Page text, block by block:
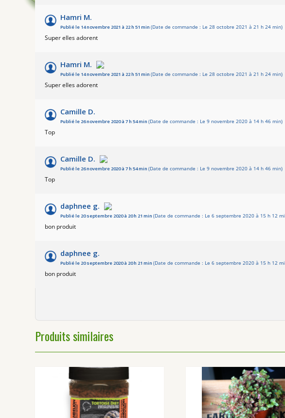
Hamri M.
Publié le 14 novembre 2021 à 22 h 51 min (Date de commande : Le 28 octobre 2021 à 21 h 24 min)
Super elles adorent
Hamri M.
Publié le 14 novembre 2021 à 22 h 51 min (Date de commande : Le 28 octobre 2021 à 21 h 24 min)
Super elles adorent
Camille D.
Publié le 26 novembre 2020 à 7 h 54 min (Date de commande : Le 9 novembre 2020 à 14 h 46 min)
Top
Camille D.
Publié le 26 novembre 2020 à 7 h 54 min (Date de commande : Le 9 novembre 2020 à 14 h 46 min)
Top
daphnee g.
Publié le 20 septembre 2020 à 20 h 21 min (Date de commande : Le 6 septembre 2020 à 15 h 12
bon produit
daphnee g.
Publié le 20 septembre 2020 à 20 h 21 min (Date de commande : Le 6 septembre 2020 à 15 h 12
bon produit
Produits similaires